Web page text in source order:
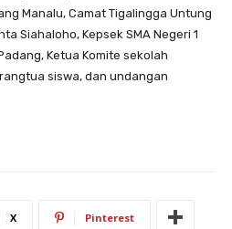
Manalu, Camat Tigalingga Untung
Siahaloho, Kepsek SMA Negeri 1
Ketua Komite sekolah
siswa, dan undangan
X Pinterest